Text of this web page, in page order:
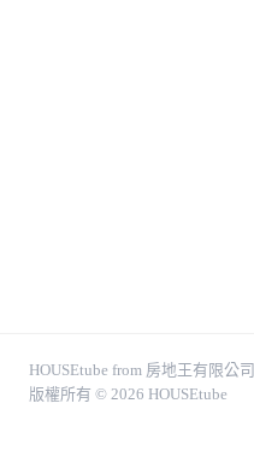
HOUSEtube from 房地王有限公司
版權所有 © 2026 HOUSEtube